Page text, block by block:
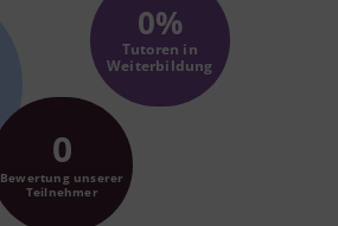
0
Tutoren in
Weiterbildung
0
Bewertung unserer
Teilnehmer